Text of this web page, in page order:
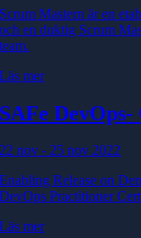
Scrum Mastern är en
och en duktig Scrum
team.
Läs mer
SAFe DevOps-
22 nov - 25 nov 2022
Enabling Release on
DevOps Practitioner
Läs mer